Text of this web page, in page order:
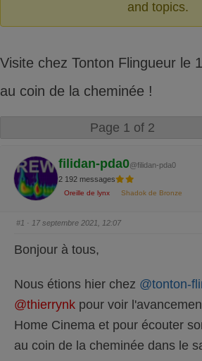
ici :
and topics.
Visite chez Tonton Flingueur le
au coin de la cheminée !
Page 1 of 2
filidan-pda0@filidan-pda0
2 192 messages
Oreille de lynx Shadok de Bronze
#1 · 17 septembre 2021, 12:07
Bonjour à tous,
Nous étions hier chez @tonton-
@thierrynk pour voir
Home Cinema et pour écouter
au coin de la cheminée dans le